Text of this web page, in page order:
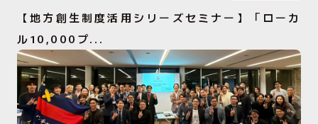
【地方創生制度活用シリーズセミナー】「ローカ
ル10,000プ...